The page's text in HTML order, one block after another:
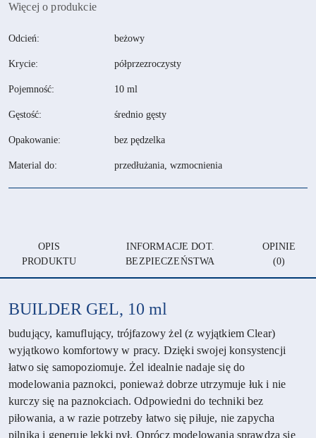
Więcej o produkcie
Odcień: beżowy
Krycie: półprzezroczysty
Pojemność: 10 ml
Gęstość: średnio gęsty
Opakowanie: bez pędzelka
Material do: przedłużania, wzmocnienia
OPIS
PRODUKTU
INFORMACJE DOT.
BEZPIECZEŃSTWA
OPINIE
(0)
BUILDER GEL, 10 ml
budujący, kamuflujący, trójfazowy żel (z wyjątkiem Clear)
wyjątkowo komfortowy w pracy. Dzięki swojej konsystencji
łatwo się samopoziomuje. Żel idealnie nadaje się do
modelowania paznokci, ponieważ dobrze utrzymuje łuk i nie
kurczy się na paznokciach. Odpowiedni do techniki bez
piłowania, a w razie potrzeby łatwo się piłuje, nie zapycha
pilnika i generuje lekki pył. Oprócz modelowania sprawdza się